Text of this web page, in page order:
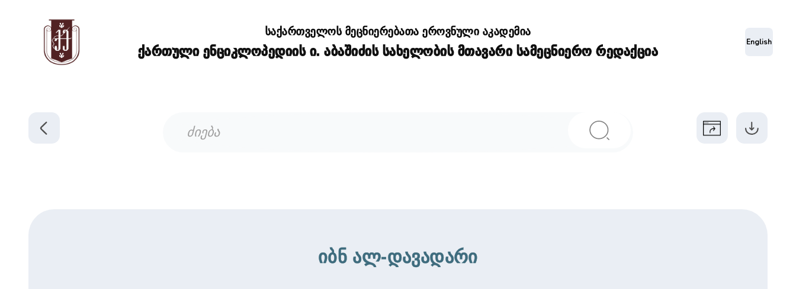
საქართველოს მეცნიერებათა ეროვნული აკადემია
ქართული ენციკლოპედიის ი. აბაშიძის სახელობის მთავარი სამეცნიერო რედაქცია
English
იბნ ალ-დავადარი